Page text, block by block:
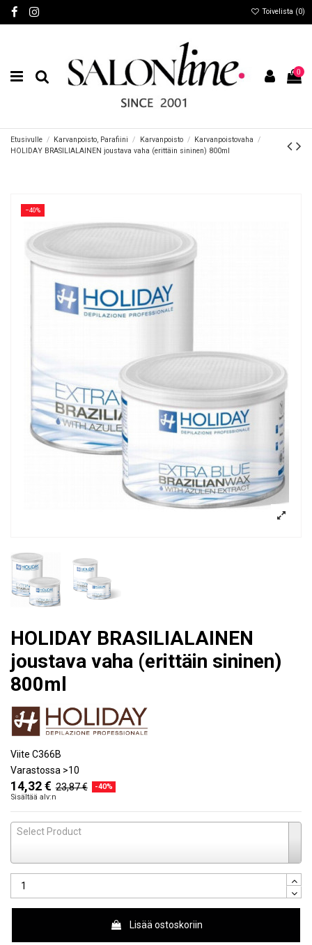
Toivelista (0)
0
Etusivulle Karvanpoisto, Parafiini Karvanpoisto
Karvanpoistovaha
HOLIDAY BRASILIALAINEN joustava vaha (erittäin sininen) 800ml
−40%
HOLIDAY BRASILIALAINEN
joustava vaha (erittäin sininen)
800ml
Viite C366B
Varastossa >10
14,32 € 23,87 €
-40%
Sisältää alv:n
Select Product
Lisää ostoskoriin